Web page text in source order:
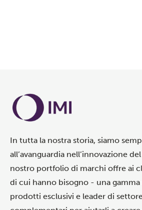
In tutta la nostra storia, siamo
all’avanguardia nell’innovazione
nostro portfolio di marchi offre ai
di cui hanno bisogno - una
prodotti esclusivi e leader di